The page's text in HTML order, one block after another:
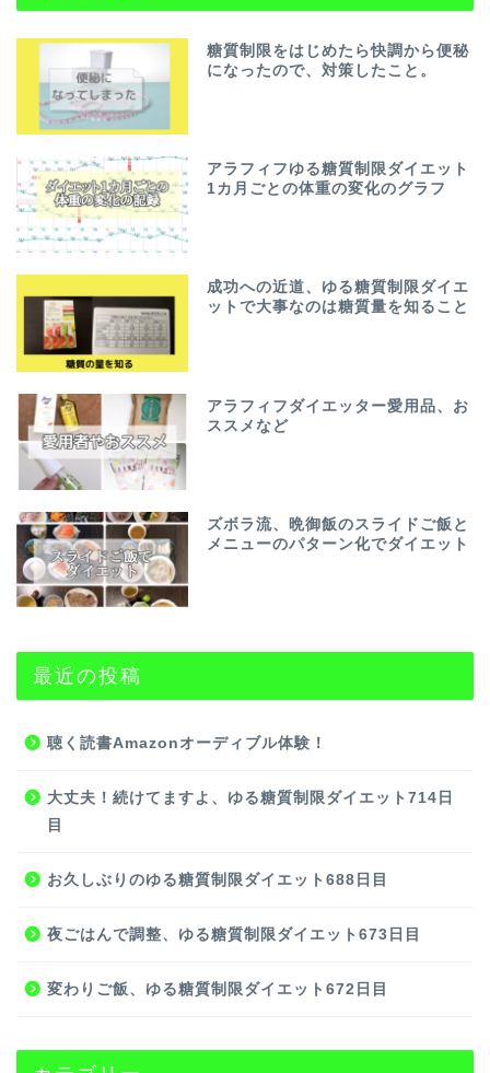
糖質制限をはじめたら快調から便秘
になったので、対策したこと。
アラフィフゆる糖質制限ダイエット
1カ月ごとの体重の変化のグラフ
成功への近道、ゆる糖質制限ダイエ
ットで大事なのは糖質量を知ること
アラフィフダイエッター愛用品、お
ススメなど
ズボラ流、晩御飯のスライドご飯と
メニューのパターン化でダイエット
最近の投稿
聴く読書Amazonオーディブル体験！
大丈夫！続けてますよ、ゆる糖質制限ダイエット714日
目
お久しぶりのゆる糖質制限ダイエット688日目
夜ごはんで調整、ゆる糖質制限ダイエット673日目
変わりご飯、ゆる糖質制限ダイエット672日目